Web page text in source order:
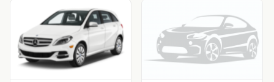
Angebote auf LeasingMarkt.de!
Der Leasingfaktor bewertet die Konditionen eines
Leasingangebots und eignet sich sehr gut als
Vergleichsinstrument. Je niedriger der Leasingfaktor